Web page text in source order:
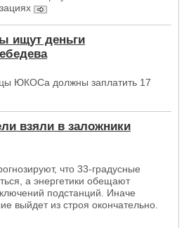
ищут деньги
ЮКОСа должны заплатить 17
взяли в заложники
что 33-градусные
а энергетики обещают
подстанций. Иначе
выйдет из строя окончательно.